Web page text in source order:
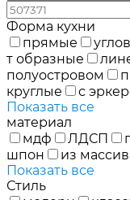
Форма кухни
прямые
т образные
полуостровом
круглые
с
Показать все
материал
мдф
ЛДСП
шпон
из
Показать все
Стиль